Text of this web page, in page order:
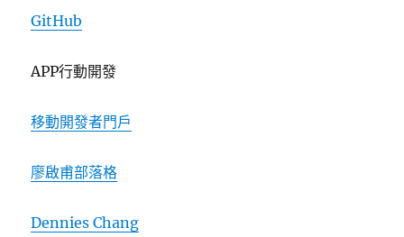
GitHub
APP行動開發
移動開發者門戶
廖啟甫部落格
Dennies Chang